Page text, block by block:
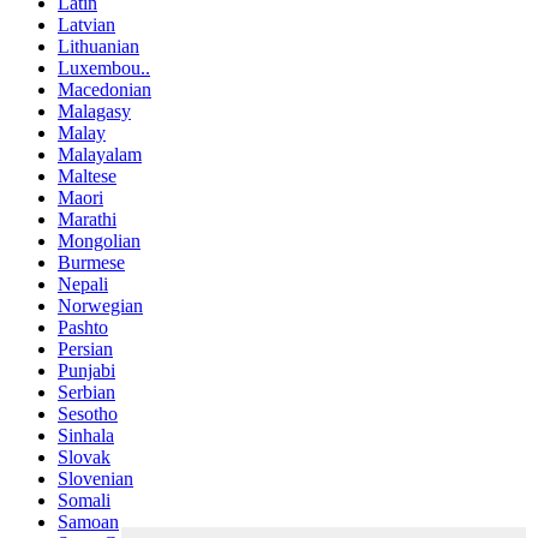
Latvian
Lithuanian
Luxembou..
Macedonian
Malagasy
Malay
Malayalam
Maltese
Maori
Marathi
Mongolian
Burmese
Nepali
Norwegian
Pashto
Persian
Punjabi
Serbian
Sesotho
Sinhala
Slovak
Slovenian
Somali
Samoan